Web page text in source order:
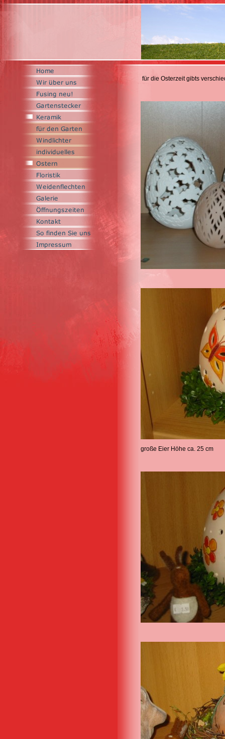
für die Osterzeit gibts
große Eier Höhe ca. 25 cm